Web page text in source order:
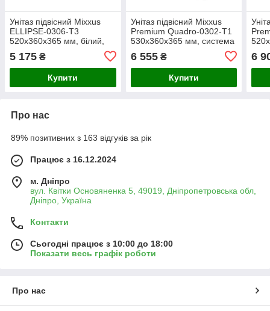
Унітаз підвісний Mixxus
ELLIPSE-0306-T3
520x360x365 мм, білий,
3.0, комплект з сидінням
5 175 ₴
Купити
Унітаз підвісний Mixxus
Premium Quadro-0302-T1
530x360x365 мм, система
глянцева емаль, білий
(MP6456)
6 555₴
Купити
3.0,
6
Про нас
89% позитивних з 163 відгуків за рік
Працює з 16.12.2024
м. Дніпро
вул. Квітки Основяненка 5, 49019, Дніпропетровська обл,
Дніпро, Україна
Контакти
Сьогодні працює з 10:00 до 18:00
Показати весь графік роботи
Про нас